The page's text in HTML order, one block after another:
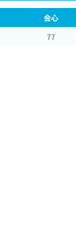
会心
77